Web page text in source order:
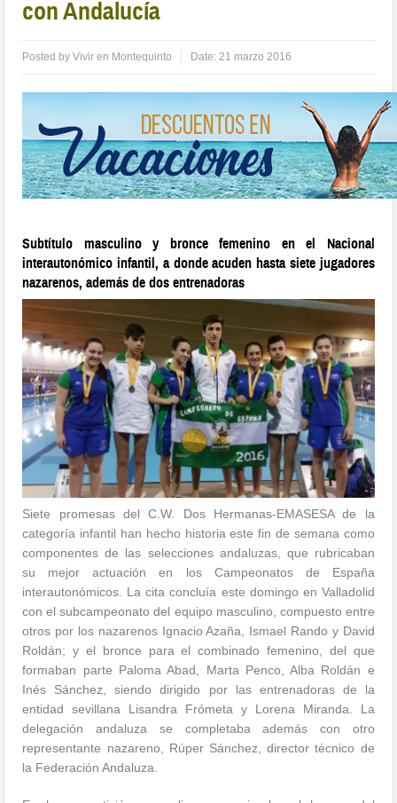
con Andalucía
Posted byVivir en Montequinto Date:21 marzo 2016
Subtítulo masculino y bronce femenino en el Nacional
interautonómico infantil, a donde acuden hasta siete jugadores
nazarenos, además de dos entrenadoras
Siete promesas del C.W. Dos Hermanas-EMASESA de la
categoría infantil han hecho historia este fin de semana como
componentes de las selecciones andaluzas, que rubricaban
su mejor actuación en los Campeonatos de España
interautonómicos. La cita concluía este domingo en Valladolid
con el subcampeonato del equipo masculino, compuesto entre
otros por los nazarenos Ignacio Azaña, Ismael Rando y David
Roldán; y el bronce para el combinado femenino, del que
formaban parte Paloma Abad, Marta Penco, Alba Roldán e
Inés Sánchez, siendo dirigido por las entrenadoras de la
entidad sevillana Lisandra Frómeta y Lorena Miranda. La
delegación andaluza se completaba además con otro
representante nazareno, Rúper Sánchez, director técnico de
la Federación Andaluza.